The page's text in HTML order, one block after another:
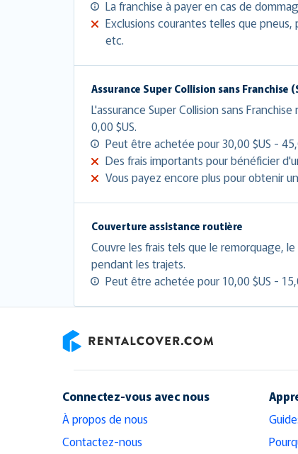
La franchise à payer en cas de
Exclusions courantes telles que
etc.
Assurance Super Collision sans Franchise
L'assurance Super Collision sans
0,00 $US.
Peut être achetée pour 30,00 $US -
Des frais importants pour bénéficier
Vous payez encore plus pour obtenir
Couverture assistance routière
Couvre les frais tels que le remorquage,
pendant les trajets.
Peut être achetée pour 10,00 $US -
Connectez-vous avec nous
À propos de nous
Contactez-nous